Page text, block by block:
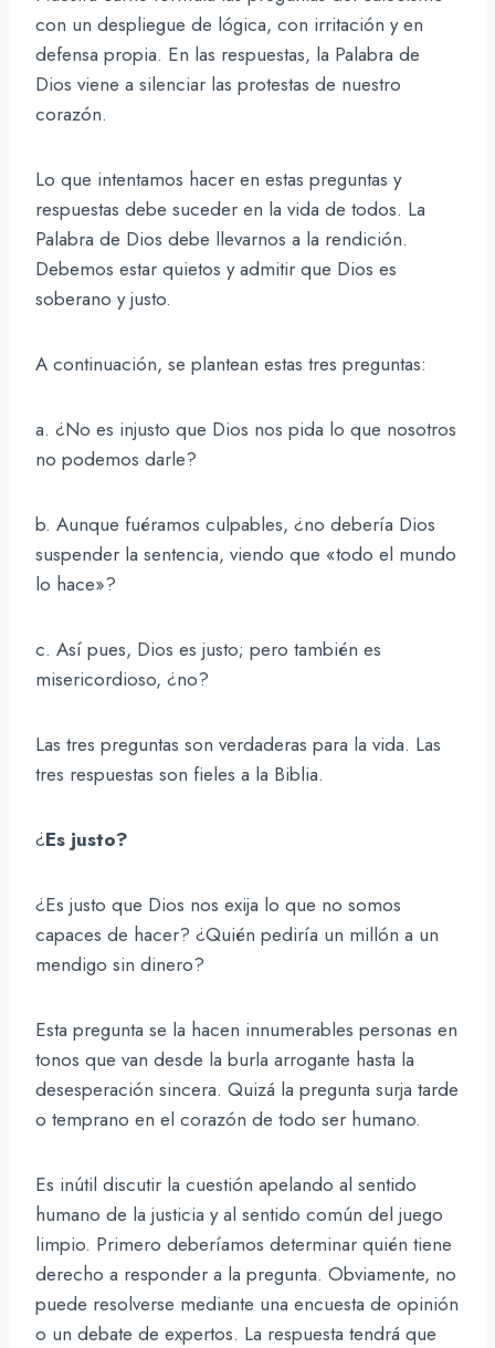
con un despliegue de lógica, con irritación y en
defensa propia. En las respuestas, la Palabra de
Dios viene a silenciar las protestas de nuestro
corazón.
Lo que intentamos hacer en estas preguntas y
respuestas debe suceder en la vida de todos. La
Palabra de Dios debe llevarnos a la rendición.
Debemos estar quietos y admitir que Dios es
soberano y justo.
A continuación, se plantean estas tres preguntas:
a. ¿No es injusto que Dios nos pida lo que nosotros
no podemos darle?
b. Aunque fuéramos culpables, ¿no debería Dios
suspender la sentencia, viendo que «todo el mundo
lo hace»?
c. Así pues, Dios es justo; pero también es
misericordioso, ¿no?
Las tres preguntas son verdaderas para la vida. Las
tres respuestas son fieles a la Biblia.
¿Es justo?
¿Es justo que Dios nos exija lo que no somos
capaces de hacer? ¿Quién pediría un millón a un
mendigo sin dinero?
Esta pregunta se la hacen innumerables personas en
tonos que van desde la burla arrogante hasta la
desesperación sincera. Quizá la pregunta surja tarde
o temprano en el corazón de todo ser humano.
Es inútil discutir la cuestión apelando al sentido
humano de la justicia y al sentido común del juego
limpio. Primero deberíamos determinar quién tiene
derecho a responder a la pregunta. Obviamente, no
puede resolverse mediante una encuesta de opinión
o un debate de expertos. La respuesta tendrá que